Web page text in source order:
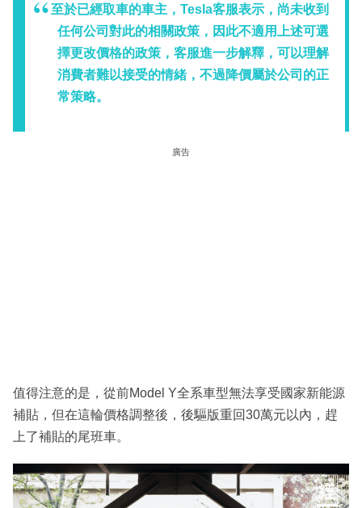
至於已經取車的車主，Tesla客服表示，尚未收到
任何公司對此的相關政策，因此不適用上述可選
擇更改價格的政策，客服進一步解釋，可以理解
消費者難以接受的情緒，不過降價屬於公司的正
常策略。
廣告
值得注意的是，從前Model Y全系車型無法享受國家新能源
補貼，但在這輪價格調整後，後驅版重回30萬元以內，趕
上了補貼的尾班車。